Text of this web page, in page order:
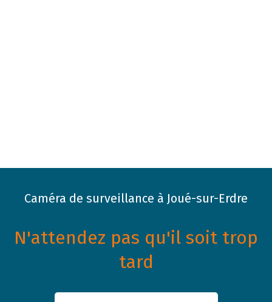
Caméra de surveillance à Joué-sur-Erdre
N'attendez pas qu'il soit trop
tard